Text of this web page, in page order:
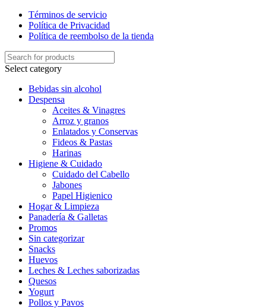
Términos de servicio
Política de Privacidad
Política de reembolso de la tienda
Select category
Bebidas sin alcohol
Despensa
Aceites & Vinagres
Arroz y granos
Enlatados y Conservas
Fideos & Pastas
Harinas
Higiene & Cuidado
Cuidado del Cabello
Jabones
Papel Higienico
Hogar & Limpieza
Panadería & Galletas
Promos
Sin categorizar
Snacks
Huevos
Leches & Leches saborizadas
Quesos
Yogurt
Pollos y Pavos